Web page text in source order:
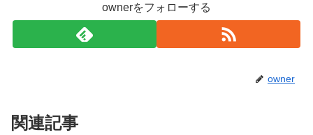
ownerをフォローする
owner
関連記事